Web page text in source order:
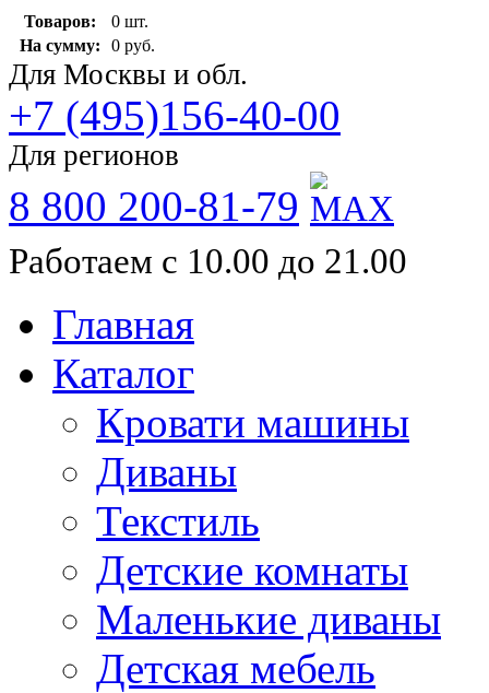
Товаров:
0 шт.
На сумму:
0 руб.
Для Москвы и обл.
+7 (495)156-40-00
Для регионов
8 800 200-81-79
Работаем с 10.00 до 21.00
Главная
Каталог
Кровати машины
Диваны
Текстиль
Детские комнаты
Маленькие диваны
Детская мебель